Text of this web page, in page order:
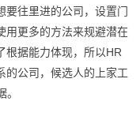
要往里进的公司，设置门
用更多的方法来规避潜在
根据能力体现，所以HR
的公司，候选人的上家工